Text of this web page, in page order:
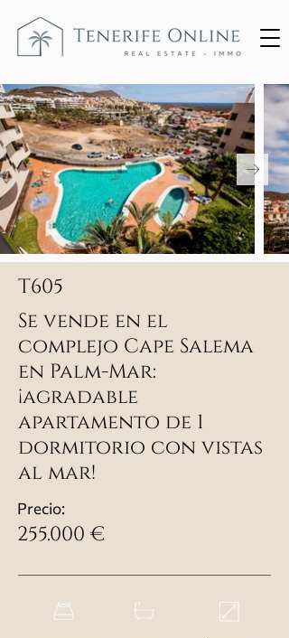
T605
Se vende en el
complejo Cape Salema
en Palm-Mar:
¡agradable
apartamento de 1
dormitorio con vistas
al mar!
Precio:
255.000 €